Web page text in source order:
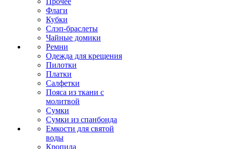
Флаги
Кубки
Слэп-браслеты
Чайные домики
Ремни
Одежда для крещения
Пилотки
Платки
Салфетки
Пояса из ткани с
молитвой
Сумки
Сумки из спанбонда
Емкости для святой
воды
Кропила